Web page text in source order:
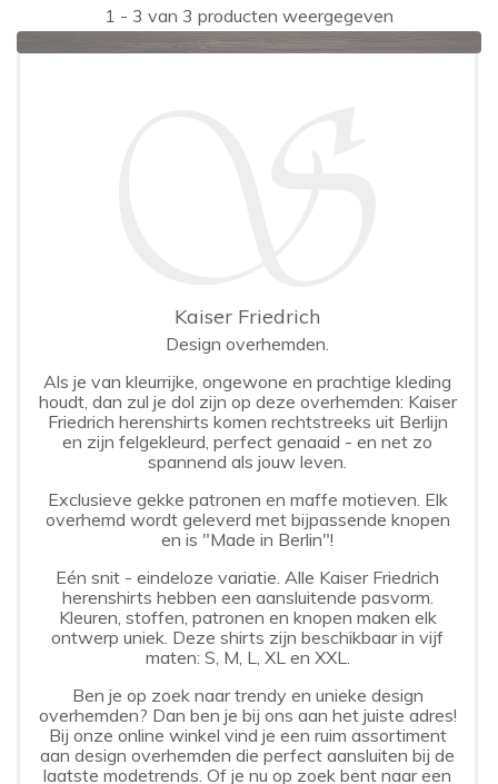
Kaiser Friedrich
Design overhemden.
Als je van kleurrijke, ongewone en prachtige kleding
houdt, dan zul je dol zijn op deze overhemden: Kaiser
Friedrich herenshirts komen rechtstreeks uit Berlijn
en zijn felgekleurd, perfect genaaid - en net zo
spannend als jouw leven.
Exclusieve gekke patronen en maffe motieven. Elk
overhemd wordt geleverd met bijpassende knopen
en is "Made in Berlin"!
Eén snit - eindeloze variatie. Alle Kaiser Friedrich
herenshirts hebben een aansluitende pasvorm.
Kleuren, stoffen, patronen en knopen maken elk
ontwerp uniek. Deze shirts zijn beschikbaar in vijf
maten: S, M, L, XL en XXL.
Ben je op zoek naar trendy en unieke design
overhemden? Dan ben je bij ons aan het juiste adres!
Bij onze online winkel vind je een ruim assortiment
aan design overhemden die perfect aansluiten bij de
laatste modetrends. Of je nu op zoek bent naar een
1 - 3 van 3 producten weergegeven